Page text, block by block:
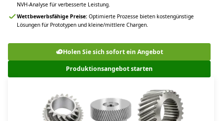
NVH-Analyse für verbesserte Leistung.
Wettbewerbsfähige Preise:Optimierte Prozesse bieten kostengünstige
Lösungen für Prototypen und kleine/mittlere Chargen.
Holen Sie sich sofort ein Angebot
Produktionsangebot starten